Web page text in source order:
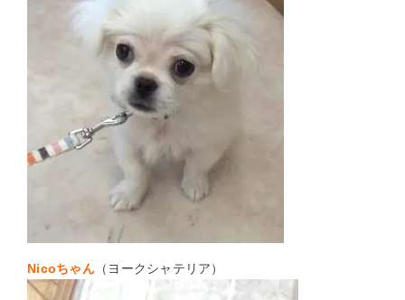
Nicoちゃん（ヨークシャテリア）